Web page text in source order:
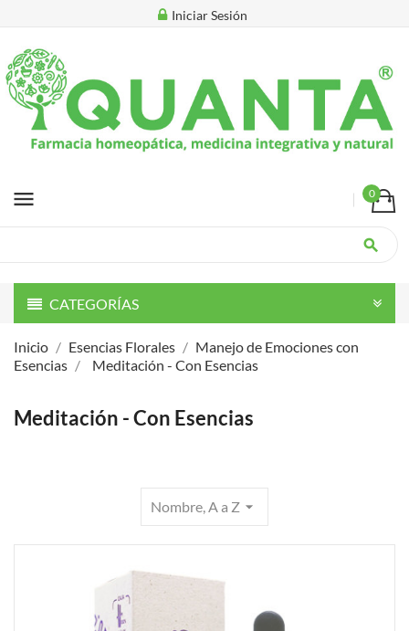
Iniciar Sesión
menu 0
search
CATEGORÍAS
Inicio Esencias Florales
Manejo de Emociones con
Esencias
Meditación - Con Esencias
Meditación - Con Esencias
Nombre, A a Z arrow_drop_down